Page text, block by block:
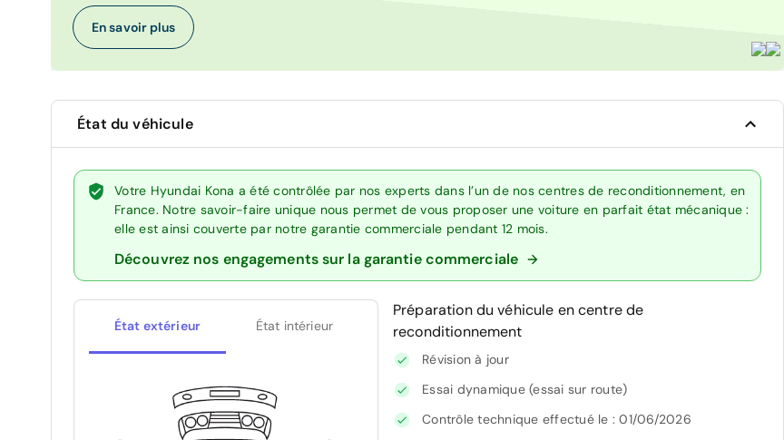
En savoir plus
État du véhicule
Votre Hyundai Kona a été contrôlée par nos experts dans l’un de nos centres de reconditionnement, en
France. Notre savoir-faire unique nous permet de vous proposer une voiture en parfait état mécanique :
elle est ainsi couverte par notre garantie commerciale pendant 12 mois.
Découvrez nos engagements sur la garantie commerciale
État extérieur État intérieur
Préparation du véhicule en centre de
reconditionnement
Révision à jour
Essai dynamique (essai sur route)
Contrôle technique effectué le : 01/06/2026